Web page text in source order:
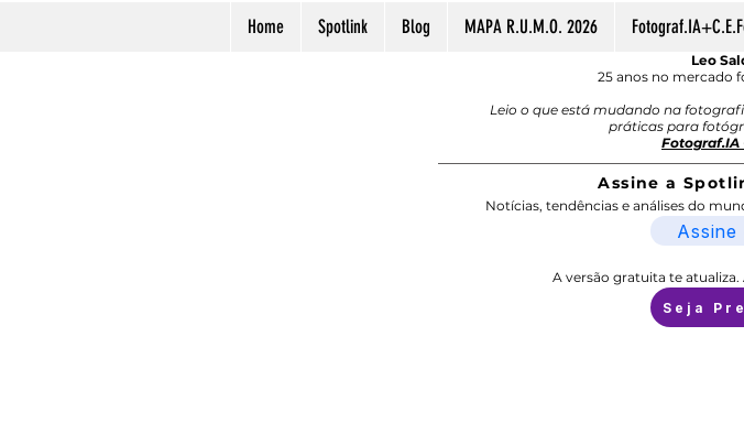
Home Spotlink Blog MAPA R.U.M.O. 2026
Leo
25 anos no mercado
Leio o que está mudando na
práticas para
Fotograf.IA
Assine a
Notícias, tendências e análises do
Assine
A versão gratuita te
Seja